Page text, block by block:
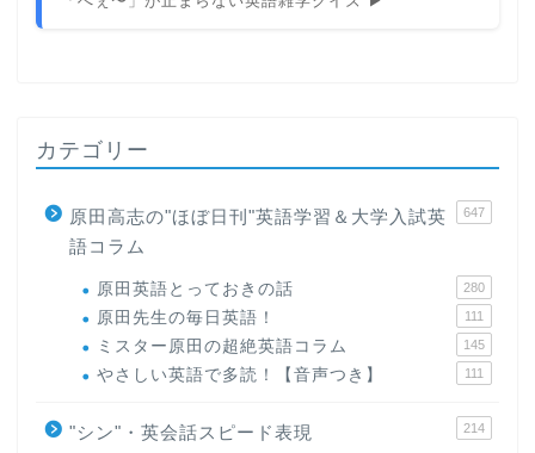
カテゴリー
原田高志の"ほぼ日刊"英語学習＆大学入試英
語コラム
647
原田英語とっておきの話 280
原田先生の毎日英語！ 111
ミスター原田の超絶英語コラム 145
やさしい英語で多読！【音声つき】 111
"シン"・英会話スピード表現 214